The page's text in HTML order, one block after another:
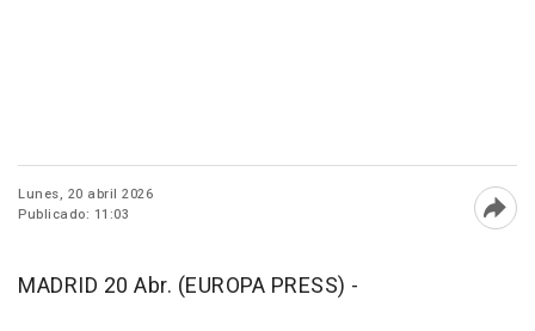
Lunes, 20 abril 2026
Publicado: 11:03
MADRID 20 Abr. (EUROPA PRESS) -